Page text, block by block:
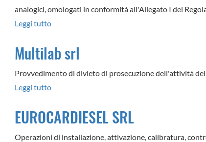
analogici, omologati in conformità all'Allegato I del
Leggi tutto
MECCATRONICA
Multilab srl
Provvedimento di divieto di prosecuzione dell'attività
Leggi tutto
srl
EUROCARDIESEL SRL
Operazioni di installazione, attivazione, calibratura,